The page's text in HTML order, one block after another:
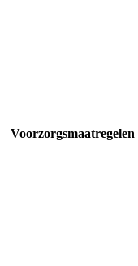
Voorzorgsmaatregelen